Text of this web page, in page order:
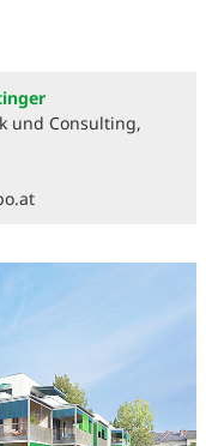
und Consulting,